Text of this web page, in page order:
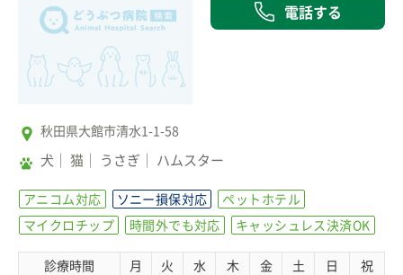
電話する
秋田県大館市清水1-1-58
犬 猫 うさぎ ハムスター
アニコム対応 ソニー損保対応
ペットホテル
マイクロチップ
時間外でも対応 キャッシュレス決済OK
診療時間 月 火 水 木 金 土 日 祝